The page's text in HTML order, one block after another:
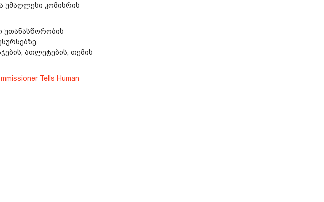
უმაღლესი კომისრის
უთანასწორობის
ათლეტების, თემის
Tells Human